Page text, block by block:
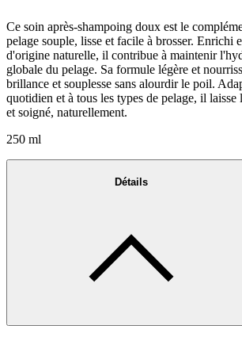
Ce soin après-shampoing doux est le
pelage souple, lisse et facile à brosser. Enrichi
d'origine naturelle, il contribue à maintenir
globale du pelage. Sa formule légère et
brillance et souplesse sans alourdir le poil.
quotidien et à tous les types de pelage, il
et soigné, naturellement.
250 ml
Détails